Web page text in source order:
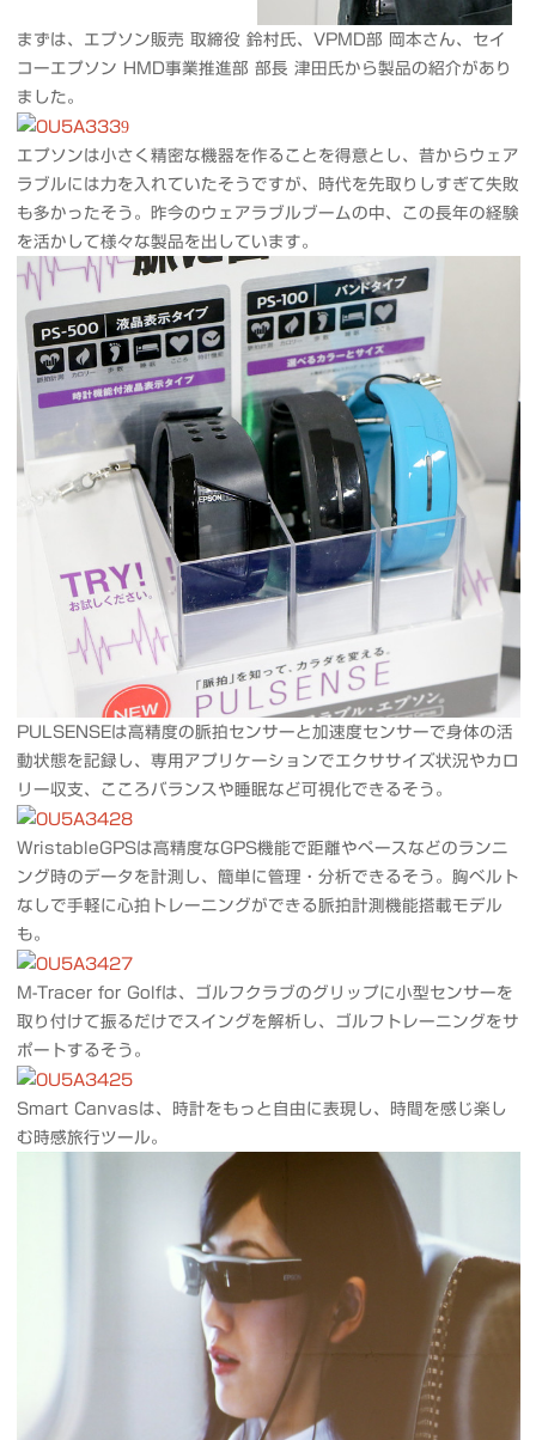
まずは、エプソン販売 取締役 鈴村氏、VPMD部 岡本さん、セイ
コーエプソン HMD事業推進部 部長 津田氏から製品の紹介があり
ました。
エプソンは小さく精密な機器を作ることを得意とし、昔からウェア
ラブルには力を入れていたそうですが、時代を先取りしすぎて失敗
も多かったそう。昨今のウェアラブルブームの中、この長年の経験
を活かして様々な製品を出しています。
PULSENSEは高精度の脈拍センサーと加速度センサーで身体の活
動状態を記録し、専用アプリケーションでエクササイズ状況やカロ
リー収支、こころバランスや睡眠など可視化できるそう。
WristableGPSは高精度なGPS機能で距離やペースなどのランニ
ング時のデータを計測し、簡単に管理・分析できるそう。胸ベルト
なしで手軽に心拍トレーニングができる脈拍計測機能搭載モデル
も。
M-Tracer for Golfは、ゴルフクラブのグリップに小型センサーを
取り付けて振るだけでスイングを解析し、ゴルフトレーニングをサ
ポートするそう。
Smart Canvasは、時計をもっと自由に表現し、時間を感じ楽し
む時感旅行ツール。